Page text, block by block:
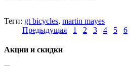
Теги: gt bicycles, martin mayes
Предыдущая
1 2 3 4 5 6
Акции и скидки